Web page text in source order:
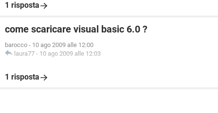
1 risposta
come scaricare visual basic 6.0 ?
barocco - 10 ago 2009 alle 12:00
laura77 - 10 ago 2009 alle 12:03
1 risposta